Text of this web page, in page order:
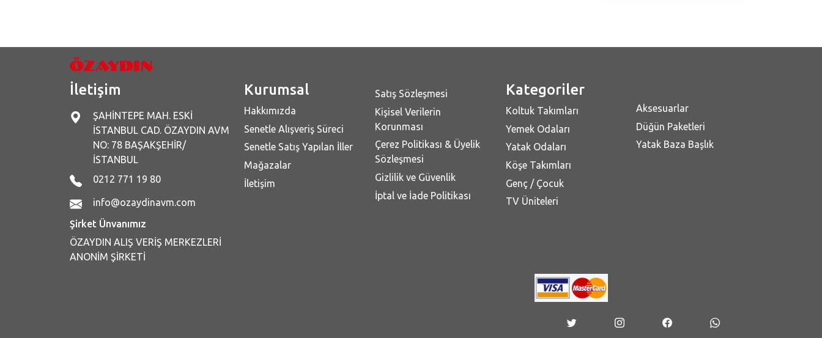
İletişim
ŞAHİNTEPE MAH. ESKİ
İSTANBUL CAD. ÖZAYDIN AVM
NO: 78 BAŞAKŞEHİR/
İSTANBUL
0212 771 19 80
info@ozaydinavm.com
Şirket Ünvanımız
ÖZAYDIN ALIŞ VERİŞ MERKEZLERİ
ANONİM ŞİRKETİ
Kurumsal
Hakkımızda
Senetle Alışveriş Süreci
Senetle Satış Yapılan İller
Mağazalar
İletişim
Satış Sözleşmesi
Kişisel Verilerin
Korunması
Çerez Politikası & Üyelik
Sözleşmesi
Gizlilik ve Güvenlik
İptal ve İade Politikası
Kategoriler
Koltuk Takımları
Yemek Odaları
Yatak Odaları
Köşe Takımları
Genç / Çocuk
TV Üniteleri
Aksesuarlar
Düğün Paketleri
Yatak Baza Başlık